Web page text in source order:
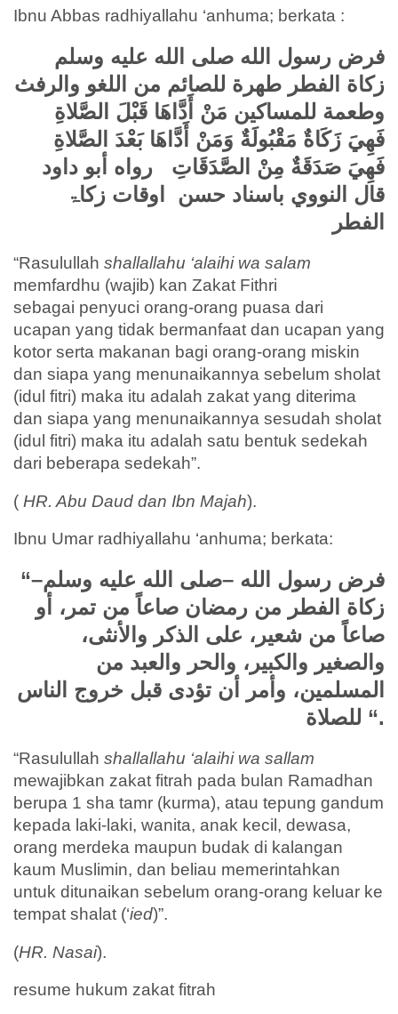
Ibnu Abbas radhiyallahu ‘anhuma; berkata :
فرض رسول الله صلى الله عليه وسلم
زكاة الفطر طهرة للصائم من اللغو والرفث
وطعمة للمساكين مَنْ أَدَّاهَا قَبْلَ الصَّلاةِ
فَهِيَ زَكَاةٌ مَقْبُولَةٌ وَمَنْ أَدَّاهَا بَعْدَ الصَّلاةِ
فَهِيَ صَدَقَةٌ مِنْ الصَّدَقَاتِ رواه أبو داود
قال النووي باسناد حسن اوقات زكاۃ
الفطر
“Rasulullah shallallahu ‘alaihi wa salam
memfardhu (wajib) kan Zakat Fithri
sebagai penyuci orang-orang puasa dari
ucapan yang tidak bermanfaat dan ucapan yang
kotor serta makanan bagi orang-orang miskin
dan siapa yang menunaikannya sebelum sholat
(idul fitri) maka itu adalah zakat yang diterima
dan siapa yang menunaikannya sesudah sholat
(idul fitri) maka itu adalah satu bentuk sedekah
dari beberapa sedekah”.
( HR. Abu Daud dan Ibn Majah).
Ibnu Umar radhiyallahu ‘anhuma; berkata:
“فرض رسول الله –صلى الله عليه وسلم–
زكاة الفطر من رمضان صاعاً من تمر، أو
صاعاً من شعير، على الذكر والأنثى،
والصغير والكبير، والحر والعبد من
المسلمين، وأمر أن تؤدى قبل خروج الناس
للصلاة “.
“Rasulullah shallallahu ‘alaihi wa sallam
mewajibkan zakat fitrah pada bulan Ramadhan
berupa 1 sha tamr (kurma), atau tepung gandum
kepada laki-laki, wanita, anak kecil, dewasa,
orang merdeka maupun budak di kalangan
kaum Muslimin, dan beliau memerintahkan
untuk ditunaikan sebelum orang-orang keluar ke
tempat shalat (‘ied)”.
(HR. Nasai).
resume hukum zakat fitrah